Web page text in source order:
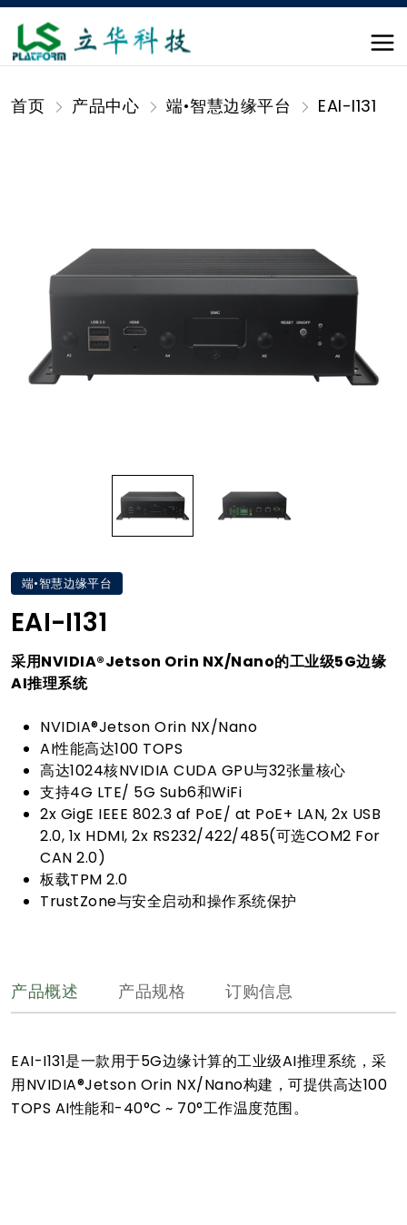
首页 产品中心 端•智慧边缘平台 EAI-I131
端•智慧边缘平台
EAI-I131
采用NVIDIA®Jetson Orin NX/Nano的工业级5G边缘
AI推理系统
NVIDIA®Jetson Orin NX/Nano
AI性能高达100 TOPS
高达1024核NVIDIA CUDA GPU与32张量核心
支持4G LTE/ 5G Sub6和WiFi
2x GigE IEEE 802.3 af PoE/ at PoE+ LAN, 2x USB
2.0, 1x HDMI, 2x RS232/422/485(可选COM2 For
CAN 2.0)
板载TPM 2.0
TrustZone与安全启动和操作系统保护
产品概述 产品规格 订购信息
EAI-I131是一款用于5G边缘计算的工业级AI推理系统，采
用NVIDIA®Jetson Orin NX/Nano构建，可提供高达100
TOPS AI性能和-40°C ~ 70°工作温度范围。